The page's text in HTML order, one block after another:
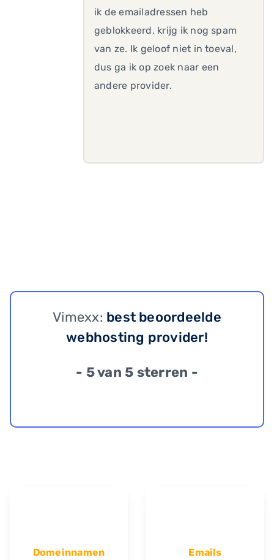
ik de emailadressen heb
geblokkeerd, krijg ik nog spam
van ze. Ik geloof niet in toeval,
dus ga ik op zoek naar een
andere provider.
Vimexx: best beoordeelde
webhosting provider!
- 5 van 5 sterren -
Domeinnamen Emails